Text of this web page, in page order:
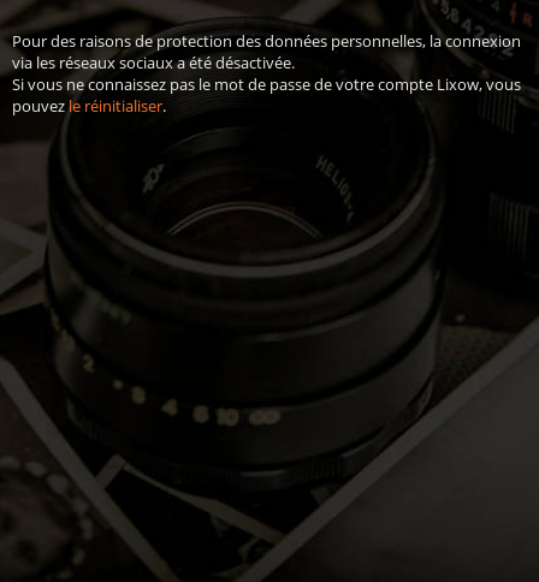
Pour des raisons de protection des données personnelles, la connexion
via les réseaux sociaux a été désactivée.
Si vous ne connaissez pas le mot de passe de votre compte Lixow, vous
pouvezle réinitialiser.